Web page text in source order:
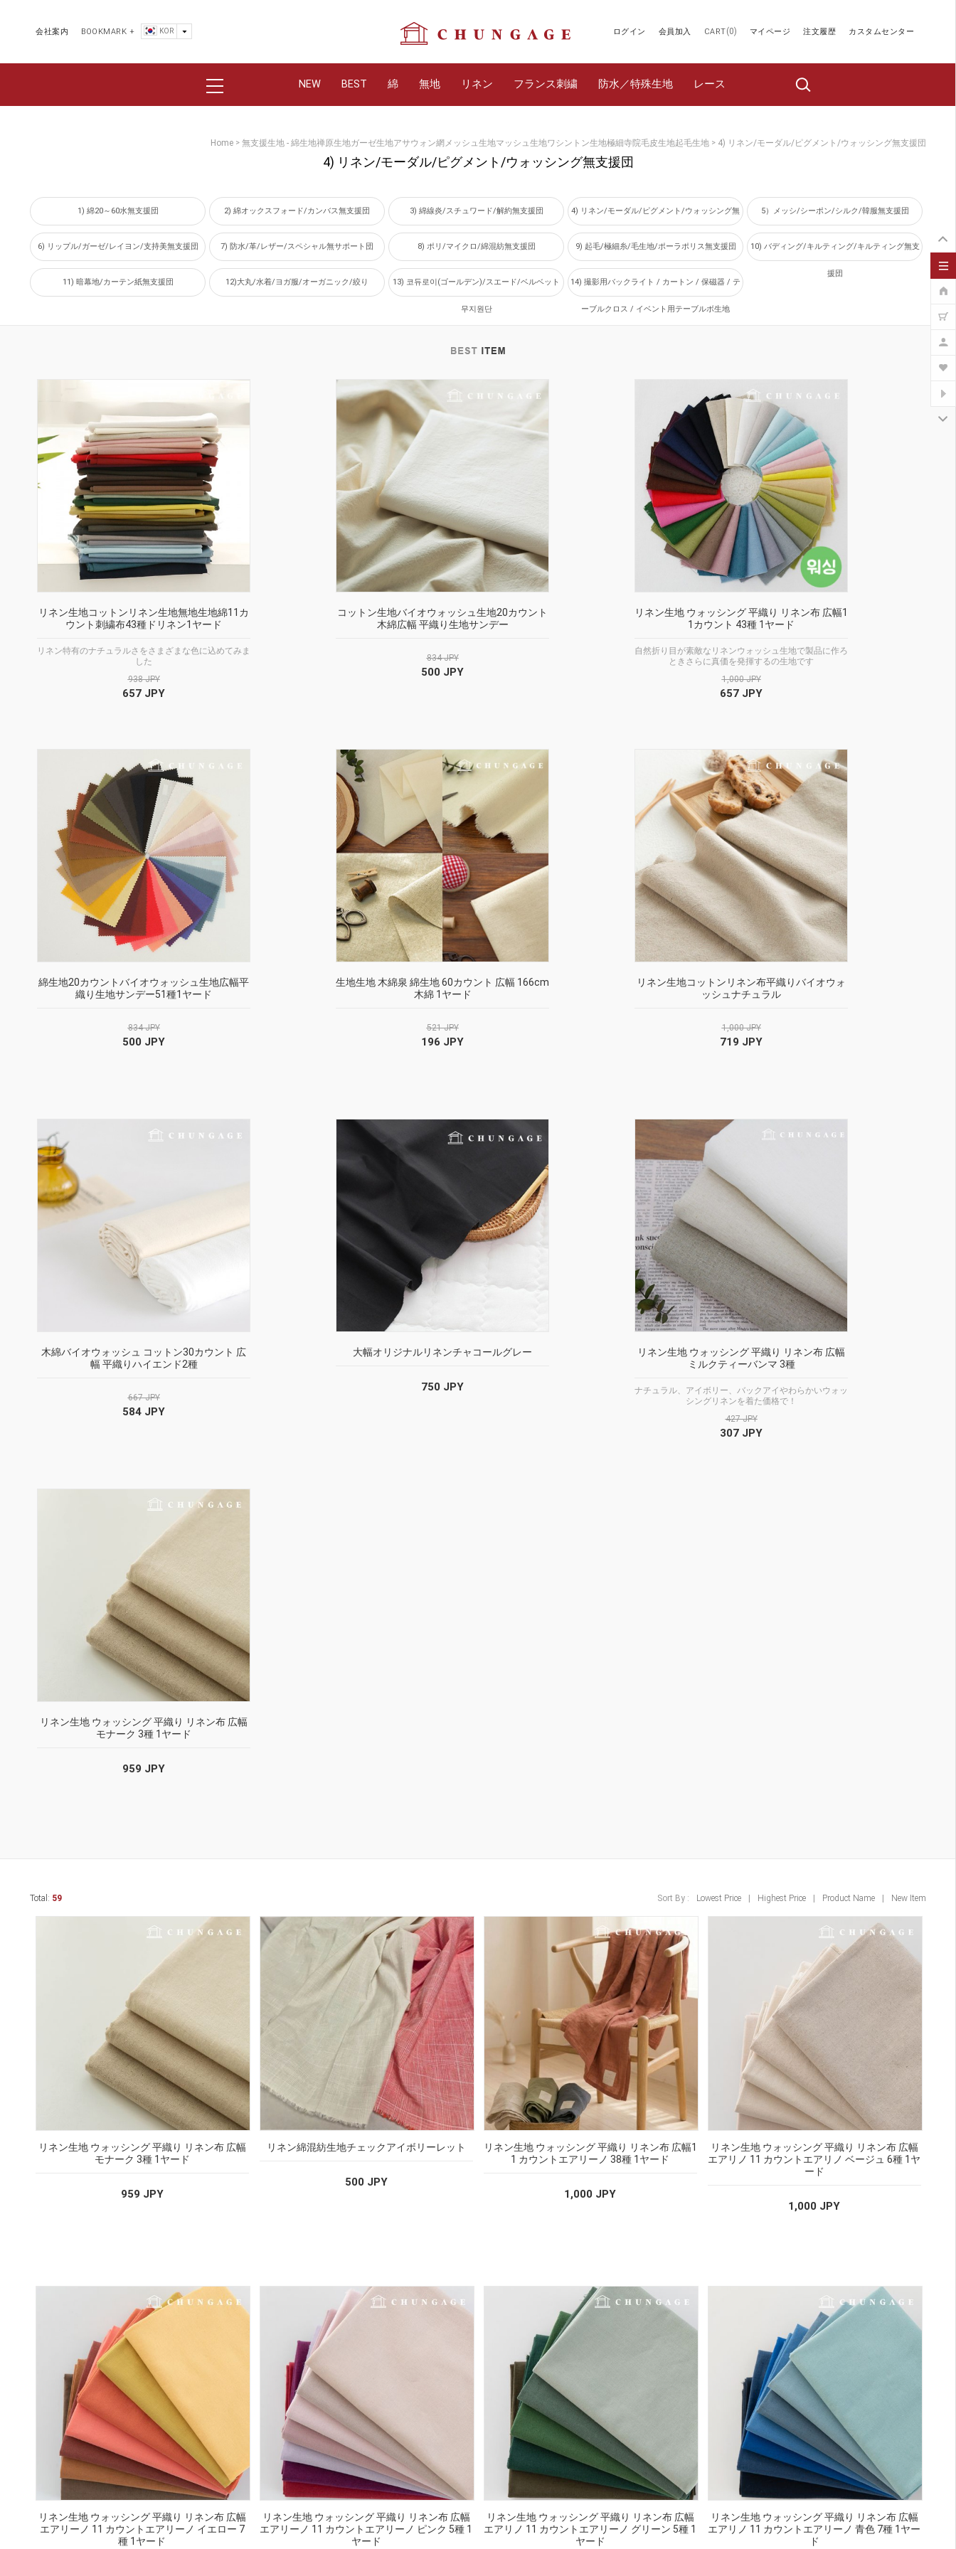
会社案内 BOOKMARK + KOR ログイン 会員加入 CART(0) マイページ 注文履歴 カスタムセンター
NEW BEST 綿 無地 リネン フランス刺繍 防水／特殊生地 レース
Home > 無支援生地 - 綿生地禅原生地ガーゼ生地アサウォン網メッシュ生地マッシュ生地ワシントン生地極細寺院毛皮生地起毛生地 > 4) リネン/モーダル/ピグメント/ウォッシング無支援団
4) リネン/モーダル/ピグメント/ウォッシング無支援団
1) 綿20～60水無支援団 2) 綿オックスフォード/カンバス無支援団 3) 綿線炎/スチュワード/解約無支援団 4) リネン/モーダル/ピグメント/ウォッシング無 5）メッシ/シーポン/シルク/韓服無支援団
6) リップル/ガーゼ/レイヨン/支持美無支援団 7) 防水/革/レザー/スペシャル無サポート団 8) ポリ/マイクロ/綿混紡無支援団 9) 起毛/極細糸/毛生地/ポーラポリス無支援団 10) バディング/キルティング/キルティング無支
援団
11) 暗幕地/カーテン紙無支援団
12)大丸/水着/ヨガ服/オーガニック/絞り 13) 코듀로이(ゴールデン)/スエード/ベルベット
무지원단
14) 撮影用バックライト / カートン / 保磁器 / テ
ーブルクロス / イベント用テーブルボ生地
リネン生地コットンリネン生地無地生地綿11カ
ウント刺繍布43種ドリネン1ヤード
リネン特有のナチュラルさをさまざまな色に込めてみま
した
938 JPY
657 JPY
コットン生地バイオウォッシュ生地20カウント
木綿広幅 平織り生地サンデー
834 JPY
500 JPY
リネン生地 ウォッシング 平織り リネン布 広幅1
1カウント 43種 1ヤード
自然折り目が素敵なリネンウォッシュ生地で製品に作ろ
ときさらに真価を発揮するの生地です
1,000 JPY
657 JPY
綿生地20カウントバイオウォッシュ生地広幅平
織り生地サンデー51種1ヤード
834 JPY
500 JPY
生地生地 木綿泉 綿生地 60カウント 広幅 166cm
木綿 1ヤード
521 JPY
196 JPY
リネン生地コットンリネン布平織りバイオウォ
ッシュナチュラル
1,000 JPY
719 JPY
木綿バイオウォッシュ コットン30カウント 広
幅 平織りハイエンド2種
667 JPY
584 JPY
大幅オリジナルリネンチャコールグレー
750 JPY
リネン生地 ウォッシング 平織り リネン布 広幅
ミルクティーバンマ 3種
ナチュラル、アイボリー、バックアイやわらかいウォッ
シングリネンを着た価格で！
427 JPY
307 JPY
リネン生地 ウォッシング 平織り リネン布 広幅
モナーク 3種 1ヤード
959 JPY
Total: 59 Sort By : Lowest Price Highest Price Product Name New Item
リネン生地 ウォッシング 平織り リネン布 広幅
モナーク 3種 1ヤード
959 JPY
リネン綿混紡生地チェックアイボリーレット
500 JPY
リネン生地 ウォッシング 平織り リネン布 広幅1
1 カウントエアリーノ 38種 1ヤード
1,000 JPY
リネン生地 ウォッシング 平織り リネン布 広幅
エアリノ 11 カウントエアリノ ベージュ 6種 1ヤ
ード
1,000 JPY
リネン生地 ウォッシング 平織り リネン布 広幅
エアリーノ 11 カウントエアリーノ イエロー 7
種 1ヤード
リネン生地 ウォッシング 平織り リネン布 広幅
エアリーノ 11 カウントエアリーノ ピンク 5種 1
ヤード
リネン生地 ウォッシング 平織り リネン布 広幅
エアリノ 11 カウントエアリーノ グリーン 5種 1
ヤード
リネン生地 ウォッシング 平織り リネン布 広幅
エアリノ 11 カウントエアリーノ 青色 7種 1ヤー
ド